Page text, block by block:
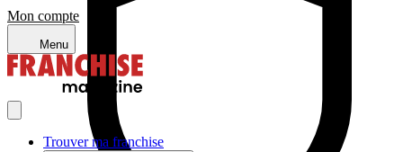
Mon compte
Menu
Trouver ma franchise